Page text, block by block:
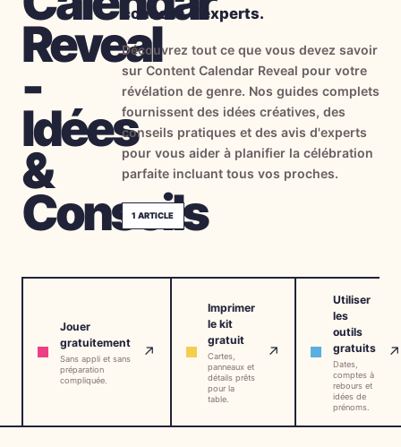
Jeux, imprimables et idées pratiques gratuits
Kit à imprimer gratuit Gratuit →
Outils Gratuits 5→
Thèmes
Connexion
🇺🇸EN 🇫🇷FR
Reveal
-
Idées
&
Conseils
conseils d'experts.
Découvrez tout ce que vous devez savoir
sur Content Calendar Reveal pour votre
révélation de genre. Nos guides complets
fournissent des idées créatives, des
conseils pratiques et des avis d'experts
pour vous aider à planifier la célébration
parfaite incluant tous vos proches.
1 ARTICLE
Jouer
gratuitement
Sans appli et sans
préparation
compliquée.
↗
Imprimer
le kit
gratuit
Cartes,
panneaux et
détails prêts
pour la
table.
↗
Utiliser
les
outils
gratuits
Dates,
comptes à
rebours et
idées de
prénoms.
↗